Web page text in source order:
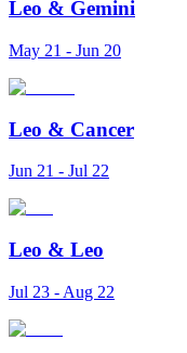
Leo & Gemini
May 21 - Jun 20
Leo & Cancer
Jun 21 - Jul 22
Leo & Leo
Jul 23 - Aug 22